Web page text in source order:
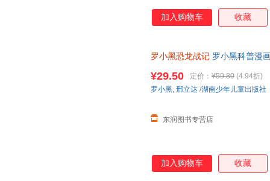
加入购物车 收藏
罗小黑恐龙战记 罗小黑科普漫
¥29.50 定价： ¥59.80 (4.94折)
东润图书专营店
罗小黑, 邢立达 /湖南少年儿童出版社
加入购物车 收藏